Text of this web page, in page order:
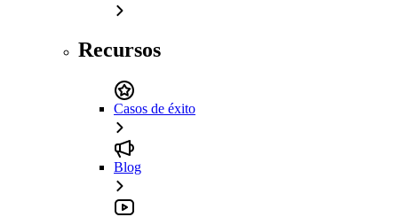
Recursos
Casos de éxito
Blog